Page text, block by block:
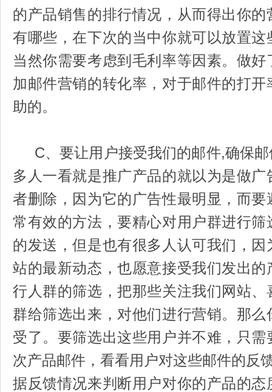
的产品销售的排行情况，从而得出你
有哪些，在下次的当中你就可以放置
当然你需要考虑到毛利率等因素。做
加邮件营销的转化率，对于邮件的打
助的。
C、要让用户接受我们的邮件,确保邮
多人一看就是推广产品的就以为是做
者删除，因为它的广告性最明显，而
常有效的方法，要精心对用户群进行
的发送，但是也有很多人认可我们，
站的最新动态，也愿意接受我们发出
行人群的筛选，把那些关注我们网站
群给筛选出来，对他们进行营销。那
受了。要筛选出这些用户并不难，只
次产品邮件，看看用户对这些邮件的反
据反馈情况来判断用户对你的产品的